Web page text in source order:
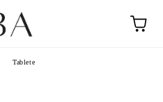
Tablete